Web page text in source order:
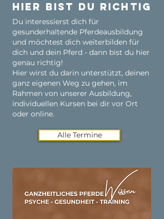
Hier bist du richtig
Du interessierst dich für
gesunderhaltende Pferdeausbildung
und möchtest dich weiterbilden für
dich und dein Pferd - dann bist du hier
genau richtig!
Hier wirst du darin unterstützt, deinen
ganz eigenen Weg zu gehen, im
Rahmen von unserer Ausbildung,
individuellen Kursen bei dir vor Ort
oder online.
Alle Termine